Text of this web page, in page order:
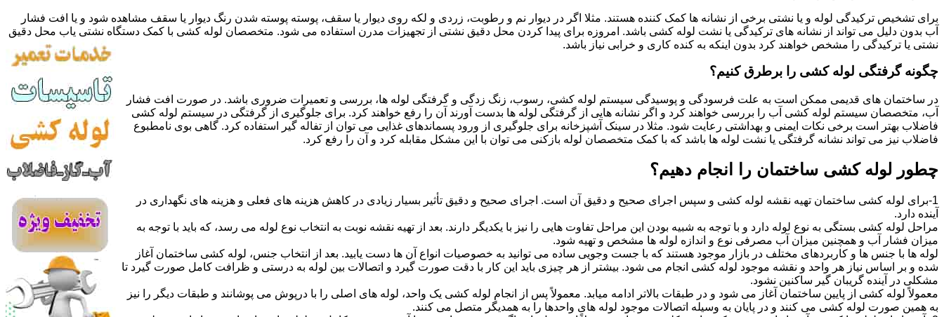
برای تشخیص ترکیدگی لوله و یا نشتی برخی از نشانه ها کمک کننده هستند. مثلا اگر در دیوار نم و رطوبت، زردی و لکه روی دیوار یا سقف، پوسته پوسته شدن رنگ دیوار یا سقف مشاهده شود و یا افت فشار
آب بدون دلیل می تواند از نشانه های ترکیدگی یا نشت لوله کشی باشد. امروزه برای پیدا کردن محل دقیق نشتی از تجهیزات مدرن استفاده می شود. متخصصان لوله کشی با کمک دستگاه نشتی یاب محل دقیق
نشتی یا ترکیدگی را مشخص خواهند کرد بدون اینکه به کنده کاری و خرابی نیاز باشد.
چگونه گرفتگی لوله کشی را برطرق کنیم؟
در ساختمان های قدیمی ممکن است به علت فرسودگی و پوسیدگی سیستم لوله کشی، رسوب، زنگ زدگی و گرفتگی لوله ها، بررسی و تعمیرات ضروری باشد. در صورت افت فشار
آب، متخصصان سیستم لوله کشی آب را بررسی خواهند کرد و اگر نشانه هایی از گرفتگی لوله ها بدست آورند آن را رفع خواهند کرد. برای جلوگیری از گرفتگی در سیستم لوله کشی
فاضلاب بهتر است برخی نکات ایمنی و بهداشتی رعایت شود. مثلا در سینک آشپزخانه برای جلوگیری از ورود پسماندهای غذایی می توان از تفاله گیر استفاده کرد. گاهی بوی نامطبوع
فاضلاب نیز می تواند نشانه گرفتگی یا نشت لوله ها باشد که با کمک متخصصان لوله بازکنی می توان با این مشکل مقابله کرد و آن را رفع کرد.
چطور لوله کشی ساختمان را انجام دهیم؟
1-برای لوله کشی ساختمان تهیه نقشه لوله کشی و سپس اجرای صحیح و دقیق آن است. اجرای صحیح و دقیق تأثیر بسیار زیادی در کاهش هزینه های فعلی و هزینه های نگهداری در
آینده دارد.
مراحل لوله کشی بستگی به نوع لوله دارد و با توجه به شبیه بودن این مراحل تفاوت هایی را نیز با یکدیگر دارند. بعد از تهیه نقشه نوبت به انتخاب نوع لوله می رسد، که باید با توجه به
میزان فشار آب و همچنین میزان آب مصرفی نوع و اندازه لوله ها مشخص و تهیه شود.
لوله ها با جنس ها و کاربردهای مختلف در بازار موجود هستند که با جست وجویی ساده می توانید به خصوصیات انواع آن ها دست یابید. بعد از انتخاب جنس، لوله کشی ساختمان آغاز
شده و بر اساس نیاز هر واحد و نقشه موجود لوله کشی انجام می شود. بیشتر از هر چیزی باید این کار با دقت صورت گیرد و اتصالات بین لوله به درستی و ظرافت کامل صورت گیرد تا
مشکلی در آینده گریبان گیر ساکنین نشود.
معمولاً لوله کشی از پایین ساختمان آغاز می شود و در طبقات بالاتر ادامه میابد. معمولاً پس از انجام لوله کشی یک واحد، لوله های اصلی را با درپوش می پوشانند و طبقات دیگر را نیز
به همین صورت لوله کشی می کنند و در پایان به وسیله اتصالات موجود لوله های واحدها را به همدیگر متصل می کنند.